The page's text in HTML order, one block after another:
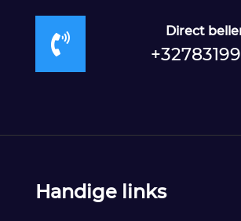

Direct
Handige links